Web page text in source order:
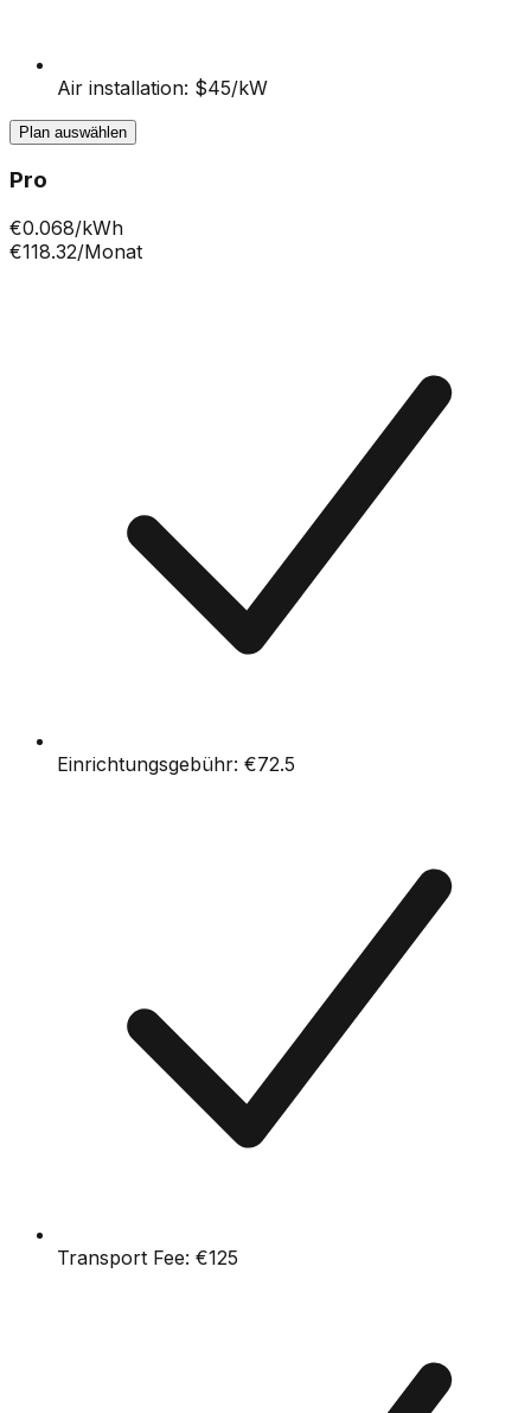
Air installation: $45/kW
Plan auswählen
Pro
€0.068/kWh
€118.32/Monat
Einrichtungsgebühr: €72.5
Transport Fee: €125